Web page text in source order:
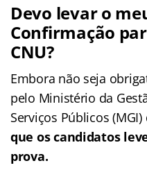
Devo levar o
Confirmação
CNU?
Embora não seja
pelo Ministério da
Serviços Públicos
que os candidatos
prova.